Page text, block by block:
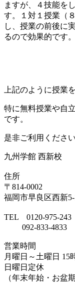
ますが、４技能を
す。１対１授業（
し、授業の前後に
るので効果的です。
上記のように授業
特に無料授業や自
です。
是非ご利用ください
九州学館 西新校
住所
〒814-0002
福岡市早良区西新5-
TEL 0120-975-243
092-833-4833
営業時間
月曜日～土曜日 15
日曜日定休
（年末年始・お盆